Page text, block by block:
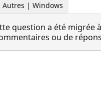
| Windows
question a été migrée
ou de